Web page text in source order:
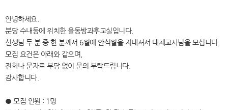
하위메뉴
안녕하세요.
분당 수내동에 위치한 율동방과후교실입니다.
선생님 두 분 중 한 분께서 6월에 안식월을 지내셔서 대체교사님을 모십니다.
모집 요건은 아래와 같으며,
전화나 문자로 부담 없이 문의 부탁드립니다.
감사합니다.
● 모집 인원 : 1명